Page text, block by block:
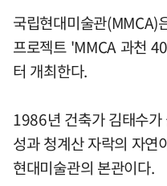
국립현대미술관(MMCA)
프로젝트 'MMCA 과천
터 개최한다.
1986년 건축가 김태수가
성과 청계산 자락의 자연
현대미술관의 본관이다.